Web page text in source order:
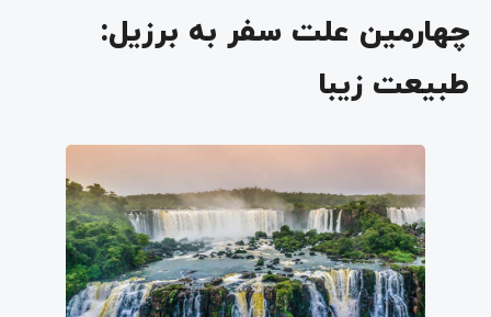
چهارمین علت سفر به برزیل:
طبیعت زیبا